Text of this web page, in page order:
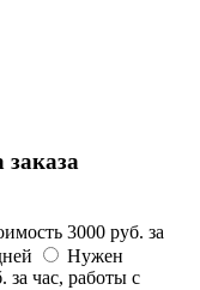
заказа
3000 руб. за
Нужен
час, работы с